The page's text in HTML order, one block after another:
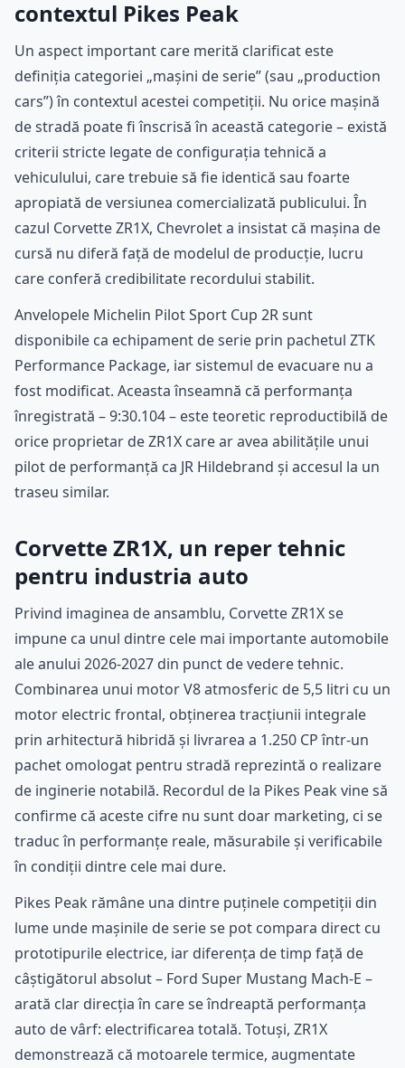
contextul Pikes Peak
Un aspect important care merită clarificat este
definiția categoriei „mașini de serie” (sau „production
cars”) în contextul acestei competiții. Nu orice mașină
de stradă poate fi înscrisă în această categorie – există
criterii stricte legate de configurația tehnică a
vehiculului, care trebuie să fie identică sau foarte
apropiată de versiunea comercializată publicului. În
cazul Corvette ZR1X, Chevrolet a insistat că mașina de
cursă nu diferă față de modelul de producție, lucru
care conferă credibilitate recordului stabilit.
Anvelopele Michelin Pilot Sport Cup 2R sunt
disponibile ca echipament de serie prin pachetul ZTK
Performance Package, iar sistemul de evacuare nu a
fost modificat. Aceasta înseamnă că performanța
înregistrată – 9:30.104 – este teoretic reproductibilă de
orice proprietar de ZR1X care ar avea abilitățile unui
pilot de performanță ca JR Hildebrand și accesul la un
traseu similar.
Corvette ZR1X, un reper tehnic
pentru industria auto
Privind imaginea de ansamblu, Corvette ZR1X se
impune ca unul dintre cele mai importante automobile
ale anului 2026-2027 din punct de vedere tehnic.
Combinarea unui motor V8 atmosferic de 5,5 litri cu un
motor electric frontal, obținerea tracțiunii integrale
prin arhitectură hibridă și livrarea a 1.250 CP într-un
pachet omologat pentru stradă reprezintă o realizare
de inginerie notabilă. Recordul de la Pikes Peak vine să
confirme că aceste cifre nu sunt doar marketing, ci se
traduc în performanțe reale, măsurabile și verificabile
în condiții dintre cele mai dure.
Pikes Peak rămâne una dintre puținele competiții din
lume unde mașinile de serie se pot compara direct cu
prototipurile electrice, iar diferența de timp față de
câștigătorul absolut – Ford Super Mustang Mach-E –
arată clar direcția în care se îndreaptă performanța
auto de vârf: electrificarea totală. Totuși, ZR1X
demonstrează că motoarele termice, augmentate